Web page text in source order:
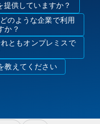
供していますか？
のような企業で利用
か？
ともオンプレミスで
教えてください